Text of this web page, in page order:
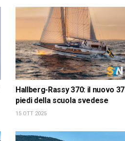
Hallberg-Rassy 370: il nuovo 37
piedi della scuola svedese
15 OTT 2025